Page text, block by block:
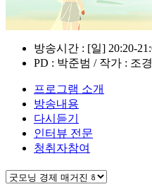
방송시간 : [일] 20:20-
PD : 박준범 / 작가 : 조
프로그램 소개
방송내용
다시듣기
인터뷰 전문
청취자참여